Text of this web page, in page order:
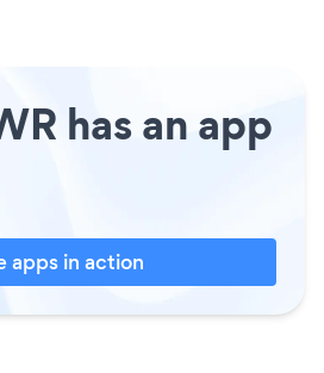
has an app
apps in action